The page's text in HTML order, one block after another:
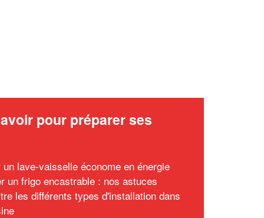
pour préparer ses
un lave-vaisselle économe en énergie
un frigo encastrable : nos astuces
les différents types d'installation dans